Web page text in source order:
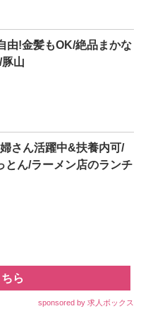
由!金髪もOK/絶品まかな
山
さん活躍中&扶養内可/
とん/ラーメン店のランチ
ら
sponsored by 求人ボックス